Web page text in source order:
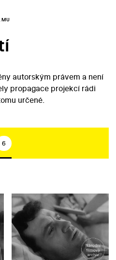
autorským právem a není
propagace projekcí rádi
určené.
6